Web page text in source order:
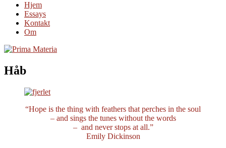
Hjem
Essays
Kontakt
Om
Håb
“Hope is the thing with feathers that perches in the soul
– and sings the tunes without the words
– and never stops at all.”
Emily Dickinson